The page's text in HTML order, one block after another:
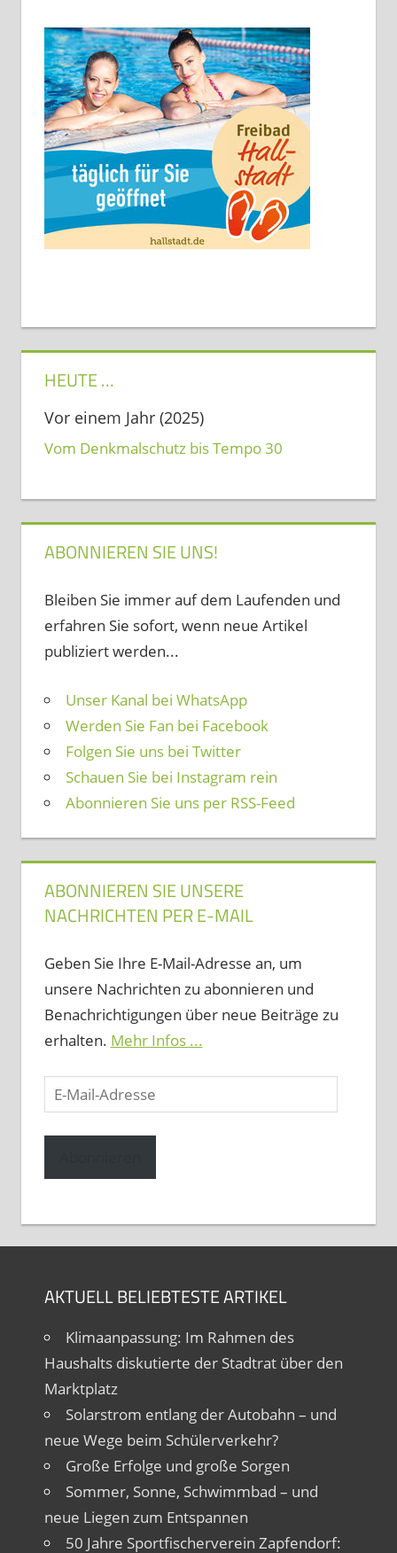
HEUTE …
Vor einem Jahr (2025)
Vom Denkmalschutz bis Tempo 30
ABONNIEREN SIE UNS!
Bleiben Sie immer auf dem Laufenden und
erfahren Sie sofort, wenn neue Artikel
publiziert werden...
Unser Kanal bei WhatsApp
Werden Sie Fan bei Facebook
Folgen Sie uns bei Twitter
Schauen Sie bei Instagram rein
Abonnieren Sie uns per RSS-Feed
ABONNIEREN SIE UNSERE
NACHRICHTEN PER E-MAIL
Geben Sie Ihre E-Mail-Adresse an, um
unsere Nachrichten zu abonnieren und
Benachrichtigungen über neue Beiträge zu
erhalten. Mehr Infos ...
E-
Mail-
Adresse
AKTUELL BELIEBTESTE ARTIKEL
Klimaanpassung: Im Rahmen des
Haushalts diskutierte der Stadtrat über den
Marktplatz
Solarstrom entlang der Autobahn – und
neue Wege beim Schülerverkehr?
Große Erfolge und große Sorgen
Sommer, Sonne, Schwimmbad – und
neue Liegen zum Entspannen
50 Jahre Sportfischerverein Zapfendorf: